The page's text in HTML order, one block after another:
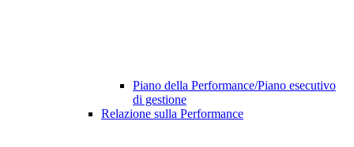
Piano della Performance/Piano esecutivo
di gestione
Relazione sulla Performance